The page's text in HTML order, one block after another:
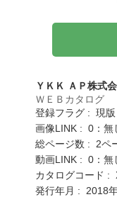
ＹＫＫ ＡＰ株式
ＷＥＢカタログ
登録フラグ : 現版
画像LINK : 0：無
総ページ数 : 2ペ
動画LINK : 0：無
カタログコード :
発行年月 : 2018